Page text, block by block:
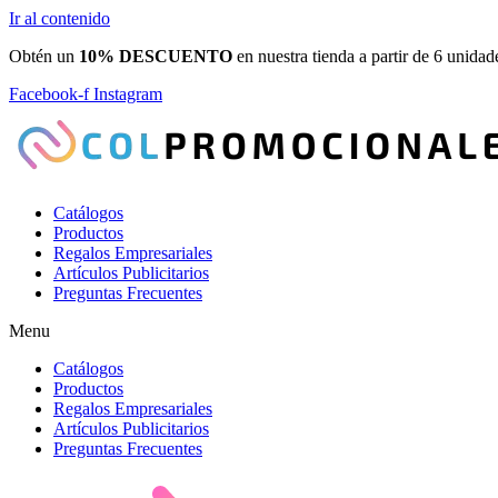
Ir al contenido
Obtén un 10% DESCUENTO en nuestra tienda a partir de 6
Facebook-f Instagram
Catálogos
Productos
Regalos Empresariales
Artículos Publicitarios
Preguntas Frecuentes
Menu
Catálogos
Productos
Regalos Empresariales
Artículos Publicitarios
Preguntas Frecuentes